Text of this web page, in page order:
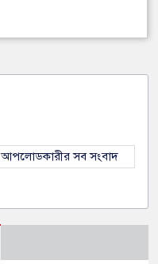
আপলোডকারীর সব সংবাদ